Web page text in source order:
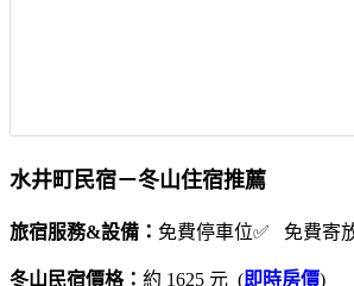
水井町民宿－冬山住宿推薦
旅宿服務&設備： 免費停車位✅ 免費寄
冬山民宿價格： 約 1625 元 (即時房價)